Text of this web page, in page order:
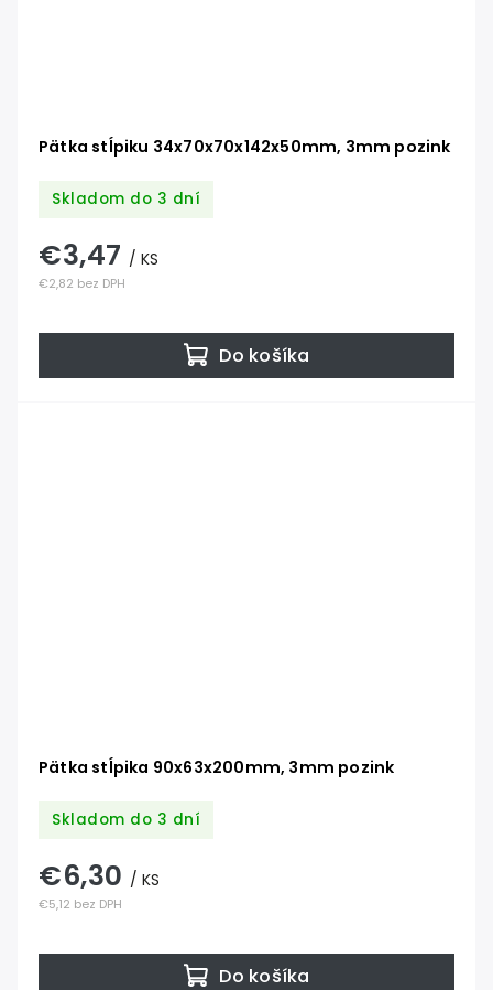
Pätka stĺpiku 34x70x70x142x50mm, 3mm pozink
Skladom do 3 dní
€2,82 bez DPH
€3,47 / KS
Do košíka
Pätka stĺpika 90x63x200mm, 3mm pozink
Skladom do 3 dní
€5,12 bez DPH
€6,30 / KS
Do košíka